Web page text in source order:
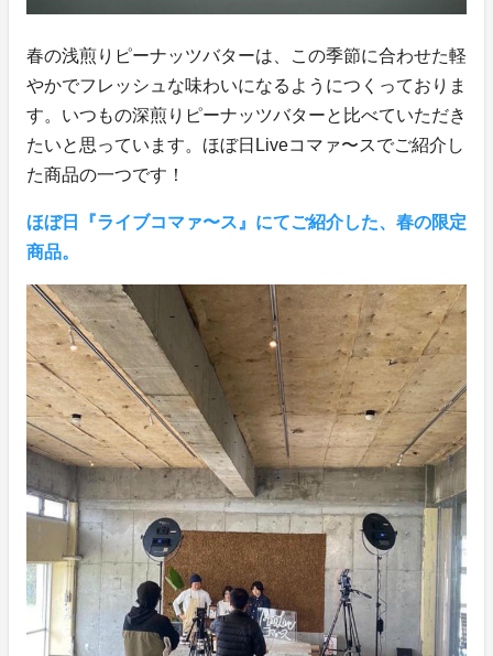
春の浅煎りピーナッツバターは、この季節に合わせた軽
やかでフレッシュな味わいになるようにつくっておりま
す。いつもの深煎りピーナッツバターと比べていただき
たいと思っています。ほぼ日Liveコマァ〜スでご紹介し
た商品の一つです！
ほぼ日『ライブコマァ〜ス』にてご紹介した、春の限定
商品。